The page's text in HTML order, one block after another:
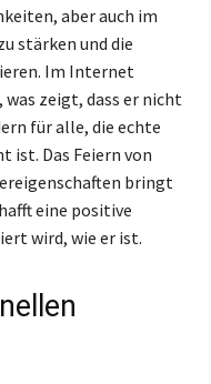
aber auch im
stärken und die
Im Internet
zeigt, dass er nicht
für alle, die echte
ist. Das Feiern von
bringt
eine positive
wird, wie er ist.